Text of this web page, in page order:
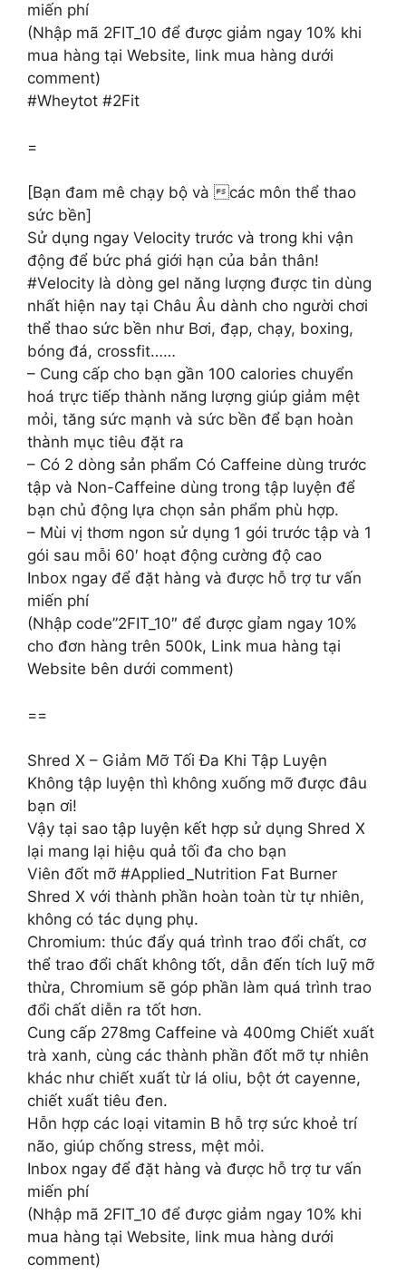
miến phí
(Nhập mã 2FIT_10 để được giảm ngay 10% khi
mua hàng tại Website, link mua hàng dưới
comment)
#Wheytot #2Fit
=
[Bạn đam mê chạy bộ và các môn thể thao
sức bền]
Sử dụng ngay Velocity trước và trong khi vận
động để bức phá giới hạn của bản thân!
#Velocity là dòng gel năng lượng được tin dùng
nhất hiện nay tại Châu Âu dành cho người chơi
thể thao sức bền như Bơi, đạp, chạy, boxing,
bóng đá, crossfit……
– Cung cấp cho bạn gần 100 calories chuyển
hoá trực tiếp thành năng lượng giúp giảm mệt
mỏi, tăng sức mạnh và sức bền để bạn hoàn
thành mục tiêu đặt ra
– Có 2 dòng sản phẩm Có Caffeine dùng trước
tập và Non-Caffeine dùng trong tập luyện để
bạn chủ động lựa chọn sản phẩm phù hợp.
– Mùi vị thơm ngon sử dụng 1 gói trước tập và 1
gói sau mỗi 60′ hoạt động cường độ cao
Inbox ngay để đặt hàng và được hỗ trợ tư vấn
miến phí
(Nhập code”2FIT_10″ để được gỉam ngay 10%
cho đơn hàng trên 500k, Link mua hàng tại
Website bên dưới comment)
==
Shred X – Giảm Mỡ Tối Đa Khi Tập Luyện
Không tập luyện thì không xuống mỡ được đâu
bạn ơi!
Vậy tại sao tập luyện kết hợp sử dụng Shred X
lại mang lại hiệu quả tối đa cho bạn
Viên đốt mỡ #Applied_Nutrition Fat Burner
Shred X với thành phần hoàn toàn từ tự nhiên,
không có tác dụng phụ.
Chromium: thúc đẩy quá trình trao đổi chất, cơ
thể trao đổi chất không tốt, dẫn đến tích luỹ mỡ
thừa, Chromium sẽ góp phần làm quá trình trao
đổi chất diễn ra tốt hơn.
Cung cấp 278mg Caffeine và 400mg Chiết xuất
trà xanh, cùng các thành phần đốt mỡ tự nhiên
khác như chiết xuất từ lá oliu, bột ớt cayenne,
chiết xuất tiêu đen.
Hỗn hợp các loại vitamin B hỗ trợ sức khoẻ trí
não, giúp chống stress, mệt mỏi.
Inbox ngay để đặt hàng và được hỗ trợ tư vấn
miến phí
(Nhập mã 2FIT_10 để được giảm ngay 10% khi
mua hàng tại Website, link mua hàng dưới
comment)